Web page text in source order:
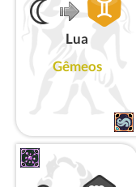
Lua
Gêmeos